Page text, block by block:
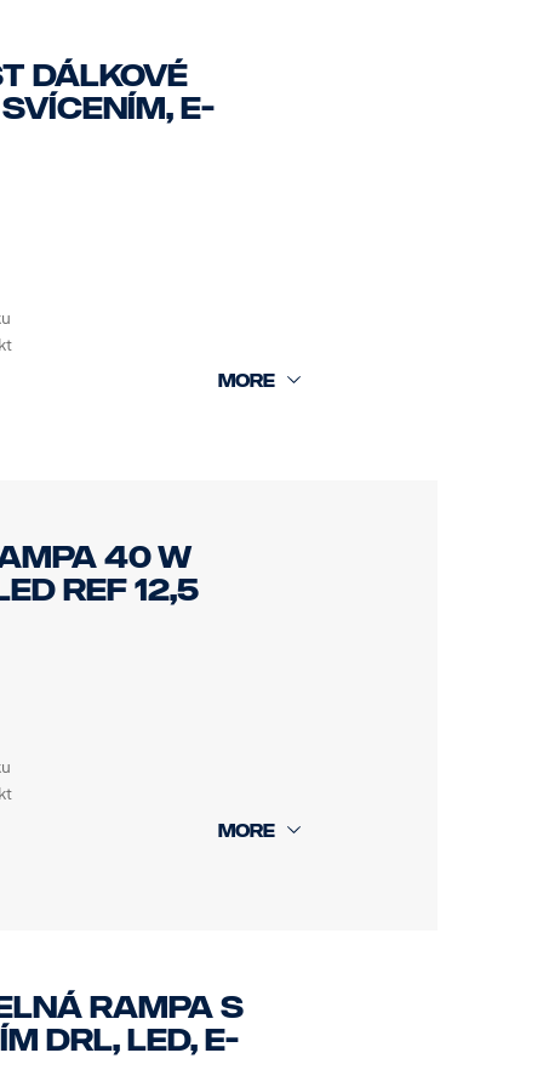
e-Mark Ano, reference: 12.5
DÁLKOVÉ
E-
40 W
REF 12,5
RAMPA S
DRL, LED, E-